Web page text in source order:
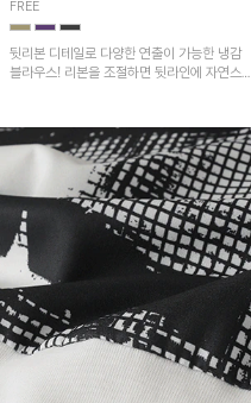
FREE
뒷리본 디테일로 다양한 연출이 가능한 냉감
블라우스! 리본을 조절하면 뒷라인에 자연스러
를 더해줍니다.